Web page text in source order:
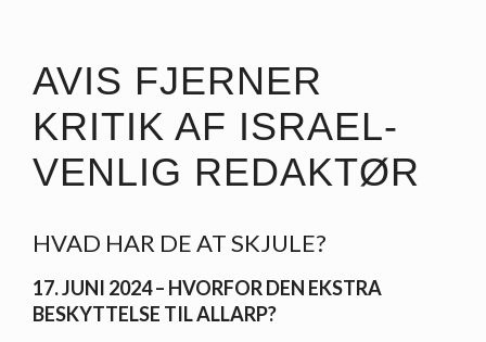
AVIS FJERNER
KRITIK AF ISRAEL-
VENLIG REDAKTØR
HVAD HAR DE AT SKJULE?
17. JUNI 2024 – HVORFOR DEN EKSTRA
BESKYTTELSE TIL ALLARP?